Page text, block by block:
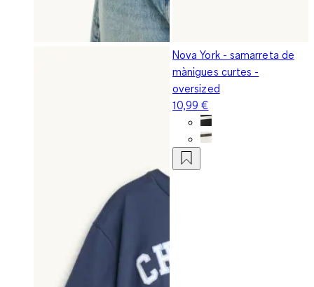
Nova York - samarreta de
mànigues curtes -
oversized
10,99 €